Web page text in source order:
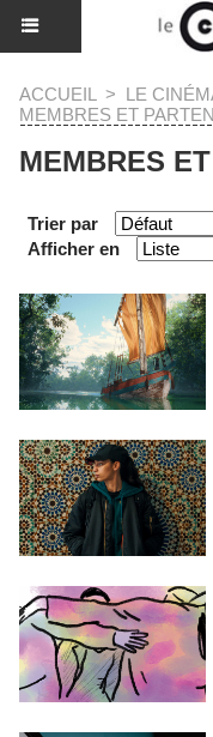
ACCUEIL > LE
MEMBRES ET
MEMBRES
Trier par
Afficher en